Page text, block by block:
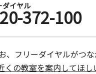
ダイヤル372-100
、フリーダイヤルがつ
くの教室を案内してほし